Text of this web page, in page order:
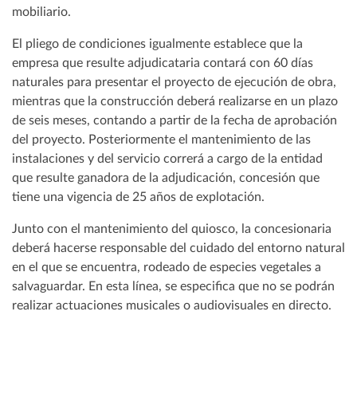
mobiliario.
El pliego de condiciones igualmente establece que la
empresa que resulte adjudicataria contará con 60 días
naturales para presentar el proyecto de ejecución de obra,
mientras que la construcción deberá realizarse en un plazo
de seis meses, contando a partir de la fecha de aprobación
del proyecto. Posteriormente el mantenimiento de las
instalaciones y del servicio correrá a cargo de la entidad
que resulte ganadora de la adjudicación, concesión que
tiene una vigencia de 25 años de explotación.
Junto con el mantenimiento del quiosco, la concesionaria
deberá hacerse responsable del cuidado del entorno natural
en el que se encuentra, rodeado de especies vegetales a
salvaguardar. En esta línea, se especifica que no se podrán
realizar actuaciones musicales o audiovisuales en directo.